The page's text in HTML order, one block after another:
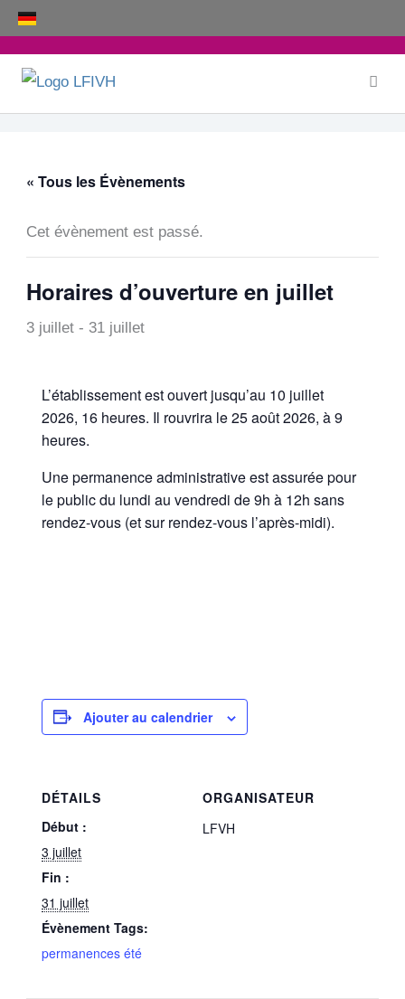
Aller
au
contenu
« Tous les Évènements
Cet évènement est passé.
Horaires d’ouverture en juillet
3 juillet - 31 juillet
L’établissement est ouvert jusqu’au 10 juillet
2026, 16 heures. Il rouvrira le 25 août 2026, à 9
heures.
Une permanence administrative est assurée pour
le public du lundi au vendredi de 9h à 12h sans
rendez-vous (et sur rendez-vous l’après-midi).
Ajouter au calendrier
DÉTAILS
Début :
3 juillet
Fin :
31 juillet
Évènement Tags:
permanences été
ORGANISATEUR
LFVH